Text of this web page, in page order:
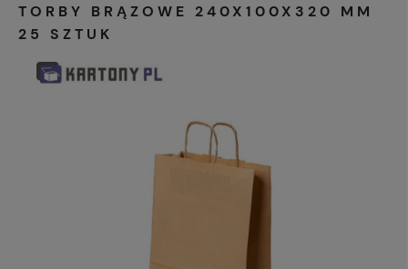
TORBY BRĄZOWE 240X100X320 MM
25 SZTUK